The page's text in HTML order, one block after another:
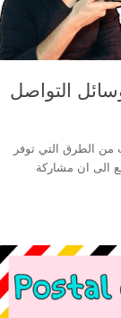
التواصل
من الطرق التي توفر
الى ان مشاركة